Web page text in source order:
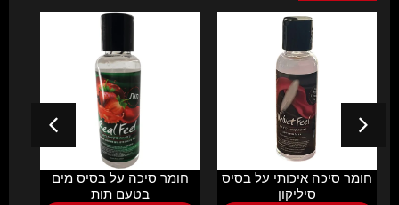
חומר סיכה איכותי על בסיס
סיליקון
חומר סיכה על בסיס מים
בטעם תות